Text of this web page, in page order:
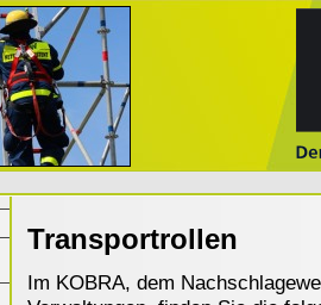
Transportrollen
Im KOBRA, dem